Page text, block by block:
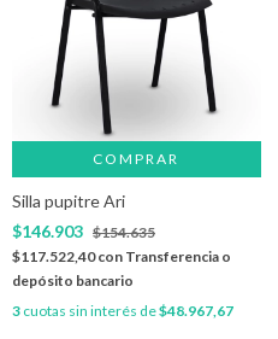
COMPRAR
Silla pupitre Ari
$146.903 $154.635
$117.522,40con Transferencia o
depósito bancario
3 cuotas sin interés de$48.967,67